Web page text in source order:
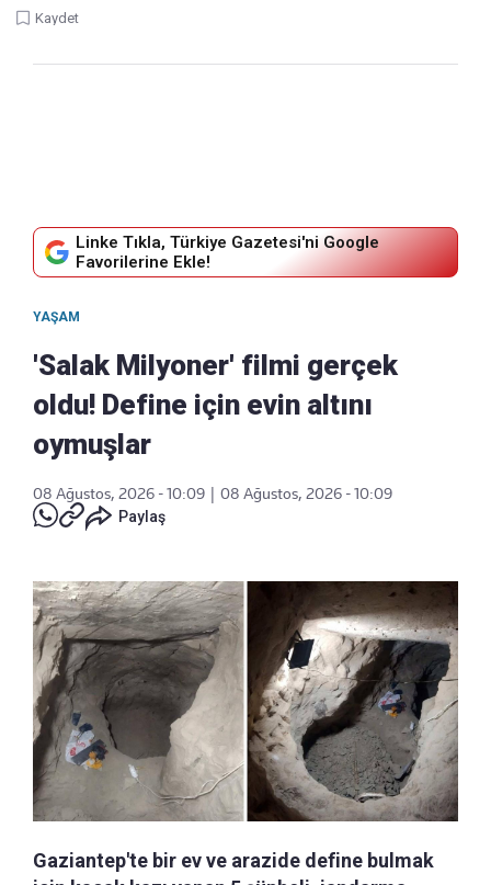
Kaydet
Linke Tıkla, Türkiye Gazetesi'ni Google
Favorilerine Ekle!
YAŞAM
'Salak Milyoner' filmi gerçek
oldu! Define için evin altını
oymuşlar
08 Ağustos, 2026 - 10:09
08 Ağustos, 2026 - 10:09
Paylaş
Gaziantep'te bir ev ve arazide define bulmak